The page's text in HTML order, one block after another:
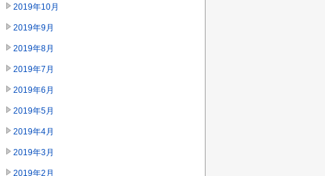
2019年10月
2019年9月
2019年8月
2019年7月
2019年6月
2019年5月
2019年4月
2019年3月
2019年2月